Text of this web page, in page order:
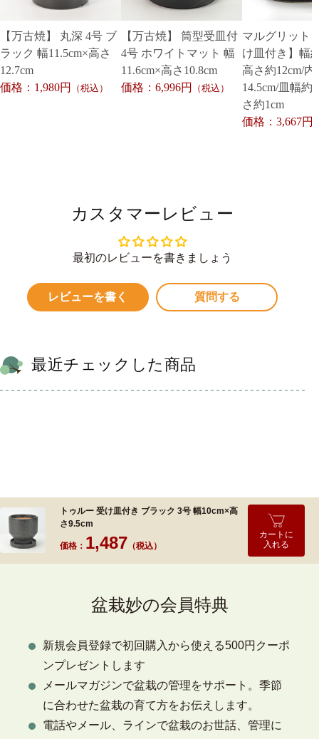
【万古焼】 丸深 4号 ブ
ラック 幅11.5cm×高さ
12.7cm
価格：1,980円
（税込）
【万古焼】 筒型受皿付
4号 ホワイトマット 幅
11.6cm×高さ10.8cm
価格：6,996円
（税込）
マルグリット
け皿付き】幅
高さ約12cm/内
14.5cm/皿幅約
さ約1cm
価格：3,667円
カスタマーレビュー
最初のレビューを書きましょう
レビューを書く 質問する
最近チェックした商品
トゥルー 受け皿付き ブラック 3号 幅10cm×高
さ9.5cm
価格： 1,487 （税込）
カートに
入れる
盆栽妙の会員特典
新規会員登録で初回購入から使える500円クーポ
ンプレゼントします
メールマガジンで盆栽の管理をサポート。季節
に合わせた盆栽の育て方をお伝えします。
電話やメール、ラインで盆栽のお世話、管理に